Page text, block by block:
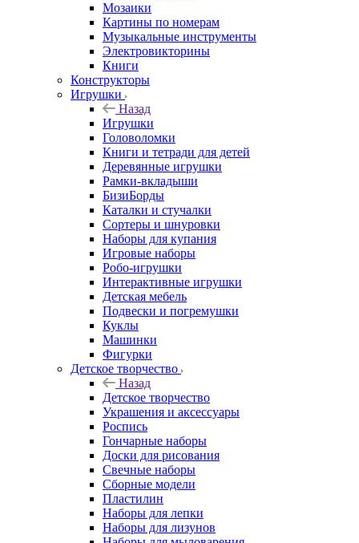
Мозаики
Картины по номерам
Музыкальные инструменты
Электровикторины
Книги
Конструкторы
Игрушки
Назад
Игрушки
Головоломки
Книги и тетради для детей
Деревянные игрушки
Рамки-вкладыши
БизиБорды
Каталки и стучалки
Сортеры и шнуровки
Наборы для купания
Игровые наборы
Робо-игрушки
Интерактивные игрушки
Детская мебель
Подвески и погремушки
Куклы
Машинки
Фигурки
Детское творчество
Назад
Детское творчество
Украшения и аксессуары
Роспись
Гончарные наборы
Доски для рисования
Свечные наборы
Сборные модели
Пластилин
Наборы для лепки
Наборы для лизунов